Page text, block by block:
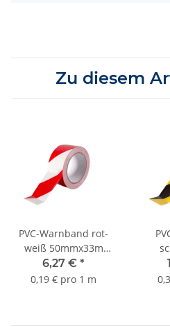
Zu diesem
PVC-Warnband rot-
weiß 50mmx33m
Sorte K451
6,27 € *
0,19 € pro 1 m